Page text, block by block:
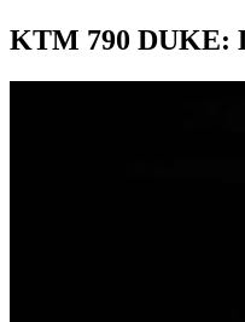
KTM 790 DUKE: